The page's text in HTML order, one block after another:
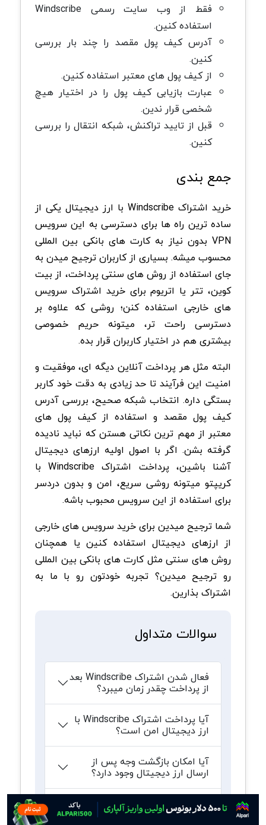
فقط از وب سایت رسمی Windscribe
استفاده کنین.
آدرس کیف پول مقصد را چند بار بررسی
کنین.
از کیف پول های معتبر استفاده کنین.
عبارت بازیابی کیف پول را در اختیار هیچ
شخصی قرار ندین.
قبل از تایید تراکنش، شبکه انتقال را بررسی
کنین.
جمع بندی
خرید اشتراک Windscribe با ارز دیجیتال یکی از
ساده ترین راه ها برای دسترسی به این سرویس
VPN بدون نیاز به کارت های بانکی بین المللی
محسوب میشه. بسیاری از کاربران ترجیح میدن به
جای استفاده از روش های سنتی پرداخت، از بیت
کوین، تتر یا اتریوم برای خرید اشتراک سرویس
های خارجی استفاده کنن؛ روشی که علاوه بر
دسترسی راحت تر، میتونه حریم خصوصی
بیشتری هم در اختیار کاربران قرار بده.
البته مثل هر پرداخت آنلاین دیگه ای، موفقیت و
امنیت این فرآیند تا حد زیادی به دقت خود کاربر
بستگی داره. انتخاب شبکه صحیح، بررسی آدرس
کیف پول مقصد و استفاده از کیف پول های
معتبر از مهم ترین نکاتی هستن که نباید نادیده
گرفته بشن. اگر با اصول اولیه ارزهای دیجیتال
آشنا باشین، پرداخت اشتراک Windscribe با
کریپتو میتونه روشی سریع، امن و بدون دردسر
برای استفاده از این سرویس محبوب باشه.
شما ترجیح میدین برای خرید سرویس های خارجی
از ارزهای دیجیتال استفاده کنین یا همچنان
روش های سنتی مثل کارت های بانکی بین المللی
رو ترجیح میدین؟ تجربه خودتون رو با ما به
اشتراک بذارین.
سوالات متداول
فعال شدن اشتراک Windscribe بعد
از پرداخت چقدر زمان میبرد؟
آیا پرداخت اشتراک Windscribe با
ارز دیجیتال امن است؟
آیا امکان بازگشت وجه پس از
ارسال ارز دیجیتال وجود دارد؟
اگر شبکه اشتباهی را انتخاب کنم
چه اتفاقی می افتد؟